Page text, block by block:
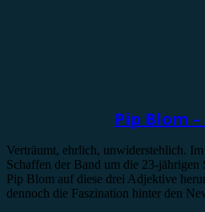
Pip Blom
Verträumt, ehrlich, unwiderstehlich.
Schaffen der Band um die 23-jährigen
Pip Blom auf diese drei Adjektive
dennoch die Faszination hinter den